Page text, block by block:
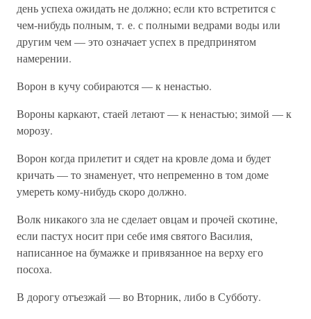
день успеха ожидать не должно; если кто встретится с
чем-нибудь полным, т. е. с полными ведрами воды или
другим чем — это означает успех в предпринятом
намерении.
Ворон в кучу собираются — к ненастью.
Вороны каркают, стаей летают — к ненастью; зимой — к
морозу.
Ворон когда прилетит и сядет на кровле дома и будет
кричать — то знаменует, что непременно в том доме
умереть кому-нибудь скоро должно.
Волк никакого зла не сделает овцам и прочей скотине,
если пастух носит при себе имя святого Василия,
написанное на бумажке и привязанное на верху его
посоха.
В дорогу отъезжай — во Вторник, либо в Субботу.